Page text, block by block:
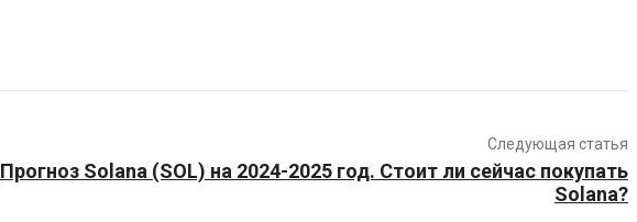
Следующая статья
Прогноз Solana (SOL) на 2024-2025 год. Стоит ли сейчас покупать
Solana?